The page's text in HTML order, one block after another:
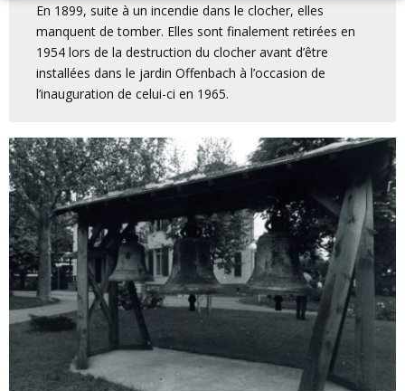
En 1899, suite à un incendie dans le clocher, elles
manquent de tomber. Elles sont finalement retirées en
1954 lors de la destruction du clocher avant d’être
installées dans le jardin Offenbach à l’occasion de
l’inauguration de celui-ci en 1965.